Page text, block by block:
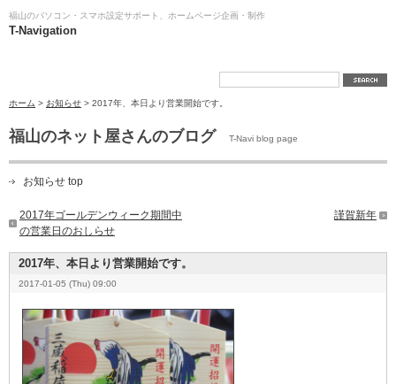
福山のパソコン・スマホ設定サポート、ホームページ企画・制作
T-Navigation
ホーム > お知らせ > 2017年、本日より営業開始です。
福山のネット屋さんのブログ T-Navi blog page
お知らせ top
2017年ゴールデンウィーク期間中
の営業日のおしらせ
謹賀新年
2017年、本日より営業開始です。
2017-01-05 (Thu) 09:00